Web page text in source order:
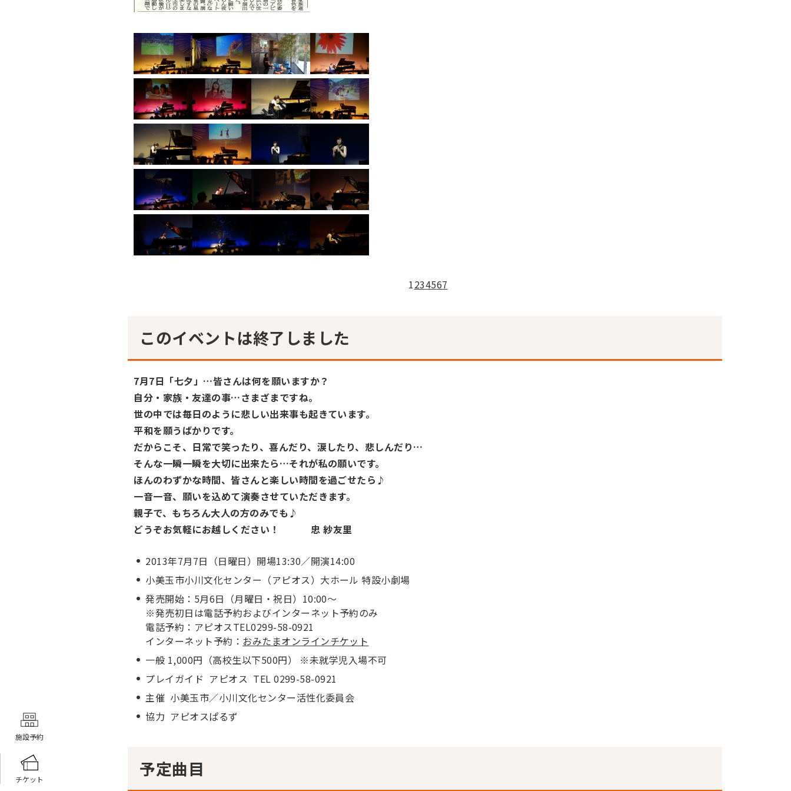
施設予約
チケット
1234567
このイベントは終了しました
7月7日「七夕」…皆さんは何を願いますか？
自分・家族・友達の事…さまざまですね。
世の中では毎日のように悲しい出来事も起きています。
平和を願うばかりです。
だからこそ、日常で笑ったり、喜んだり、涙したり、悲しんだり…
そんな一瞬一瞬を大切に出来たら…それが私の願いです。
ほんのわずかな時間、皆さんと楽しい時間を過ごせたら♪
一音一音、願いを込めて演奏させていただきます。
親子で、もちろん大人の方のみでも♪
どうぞお気軽にお越しください！ 忠 紗友里
2013年7月7日（日曜日）開場13:30／開演14:00
小美玉市小川文化センター（アピオス）大ホール 特設小劇場
発売開始：5月6日（月曜日・祝日）10:00～
※発売初日は電話予約およびインターネット予約のみ
電話予約：アピオスTEL0299-58-0921
インターネット予約： おみたまオンラインチケット
一般 1,000円（高校生以下500円） ※未就学児入場不可
プレイガイド アピオス TEL 0299-58-0921
主催 小美玉市／小川文化センター活性化委員会
協力 アピオスぱるず
予定曲目